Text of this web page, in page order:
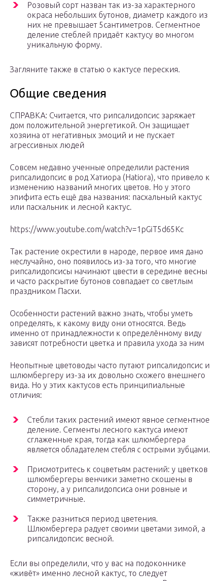
Розовый сорт назван так из-за характерного
окраса небольших бутонов, диаметр каждого из
них не превышает 5сантиметров. Сегментное
деление стеблей придаёт кактусу во многом
уникальную форму.
Загляните также в статью о кактусе переския.
Общие сведения
СПРАВКА: Считается, что рипсалидопсис заряжает
дом положительной энергетикой. Он защищает
хозяина от негативных эмоций и не пускает
агрессивных людей
Совсем недавно ученные определили растения
рипсалидопсис в род Хатиора (Hatiora), что привело к
изменению названий многих цветов. Но у этого
эпифита есть ещё два названия: пасхальный кактус
или пасхальник и лесной кактус.
https://www.youtube.com/watch?v=1pGiT5d65Kc
Так растение окрестили в народе, первое имя дано
неслучайно, оно появилось из-за того, что многие
рипсалидопсисы начинают цвести в середине весны
и часто раскрытие бутонов совпадает со светлым
праздником Пасхи.
Особенности растений важно знать, чтобы уметь
определять, к какому виду они относятся. Ведь
именно от принадлежности к определённому виду
зависят потребности цветка и правила ухода за ним
Неопытные цветоводы часто путают рипсалидопсис и
шлюмбергеру из-за их довольно схожего внешнего
вида. Но у этих кактусов есть принципиальные
отличия:
Стебли таких растений имеют явное сегментное
деление. Сегменты лесного кактуса имеют
сглаженные края, тогда как шлюмбергера
является обладателем стебля с острыми зубцами.
Присмотритесь к соцветьям растений: у цветков
шлюмбергеры венчики заметно скошены в
сторону, а у рипсалидопсиса они ровные и
симметричные.
Также разниться период цветения.
Шлюмбергера радует своими цветами зимой, а
рипсалидопсис весной.
Если вы определили, что у вас на подоконнике
«живёт» именно лесной кактус, то следует